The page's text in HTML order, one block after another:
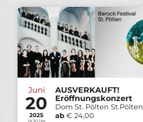
Juni
20
2025
AUSVERKAUFT!
Eröffnungskonzert
Dom St. Pölten St.Pölten
ab € 24,00